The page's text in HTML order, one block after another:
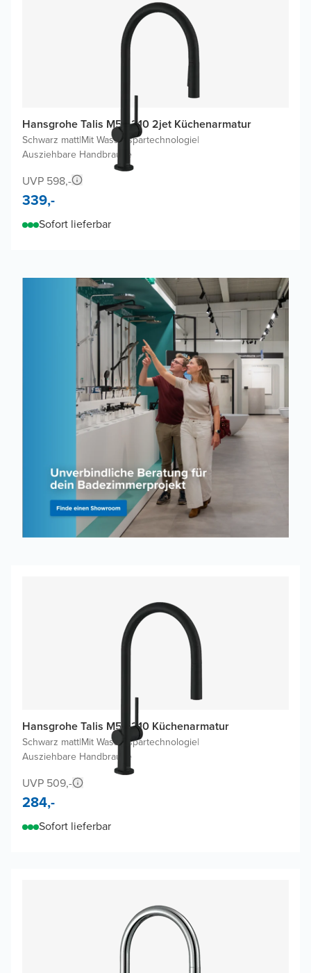
Hansgrohe Talis M54 210 2jet Küchenarmatur
Schwarz matt|Mit Wasserspartechnologie|
Ausziehbare Handbrause
UVP 598,-
339,-
Sofort lieferbar
Hansgrohe Talis M54 210 Küchenarmatur
Schwarz matt|Mit Wasserspartechnologie|
Ausziehbare Handbrause
UVP 509,-
284,-
Sofort lieferbar